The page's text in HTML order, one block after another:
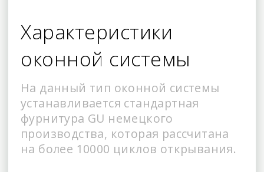
Характеристики
оконной системы
На данный тип оконной системы
устанавливается стандартная
фурнитура GU немецкого
производства, которая рассчитана
на более 10000 циклов открывания.